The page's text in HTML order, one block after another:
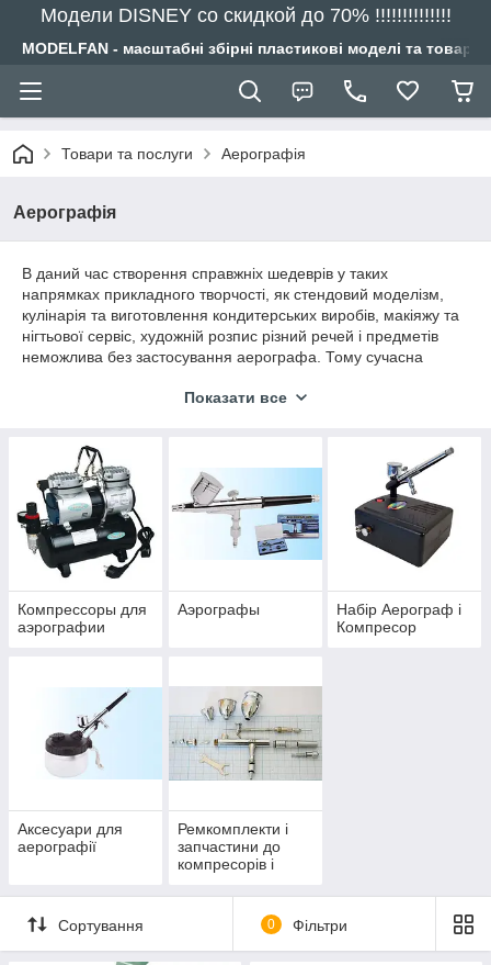
Модели DISNEY со скидкой до 70% !!!!!!!!!!!!!!
MODELFAN - масштабні збірні пластикові моделі та
Товари та послуги Аерографія
Аерографія
В даний час створення справжніх шедеврів у таких
напрямках прикладного творчості, як стендовий моделізм,
кулінарія та виготовлення кондитерських виробів, макіяжу та
нігтьової сервіс, художній розпис різний речей і предметів
неможлива без застосування аерографа. Тому сучасна
більше проникає в різні, досить не звичайні, сфери народної
аерографії.
Показати все
Компрессоры для
аэрографии
Аэрографы
Набір Аерограф і
Компресор
Аксесуари для
аерографії
Ремкомплекти і
запчастини до
компресорів і
Сортування 0 Фільтри